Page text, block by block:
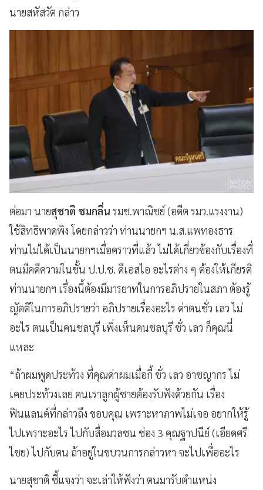
นายสหัสวัต กล่าว
ต่อมา นายสุชาติ ชมกลิ่น รมช.พาณิชย์ (อดีต รมว.แรงงาน)
ใช้สิทธิพาดพิง โดยกล่าวว่า ท่านนายกฯ น.ส.แพทองธาร
ท่านไม่ได้เป็นนายกฯเมื่อคราวที่แล้ว ไม่ได้เกี่ยวข้องกับเรื่องที่
ตนมีคดีความในชั้น ป.ป.ช. ดีเอสไอ อะไรต่าง ๆ ต้องให้เกียรติ
ท่านนายกฯ เรื่องนี้ต้องมีมารยาทในการอภิปรายในสภา ต้องรู้
ญัตติในการอภิปรายว่า อภิปรายเรื่องอะไร ด่าตนชั่ว เลว ไม่
อะไร ตนเป็นคนชลบุรี เพิ่งเห็นคนชลบุรี ชั่ว เลว ก็คุณนี่
แหละ
“ถ้าผมพูดประท้วง ที่คุณด่าผมเมื่อกี้ ชั่ว เลว อาชญากร ไม่
เคยประท้วงเลย คนเราลูกผู้ชายต้องรับฟังด้วยกัน เรื่อง
ฟินแลนด์ที่กล่าวถึง ขอบคุณ เพราะหาภาพไม่เจอ อยากให้รู้
ไปเพราะอะไร ไปกับสื่อมวลชน ช่อง 3 คุณฐาปนีย์ (เอียดศรี
ไชย) ไปกับตน ถ้าอยู่ในขบวนการกล่าวหา จะไปเพื่ออะไร
นายสุชาติ ชี้แจงว่า จะเล่าให้ฟังว่า ตนมารับตำแหน่ง